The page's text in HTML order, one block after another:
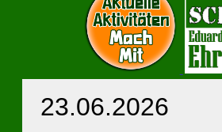
23.06.2026